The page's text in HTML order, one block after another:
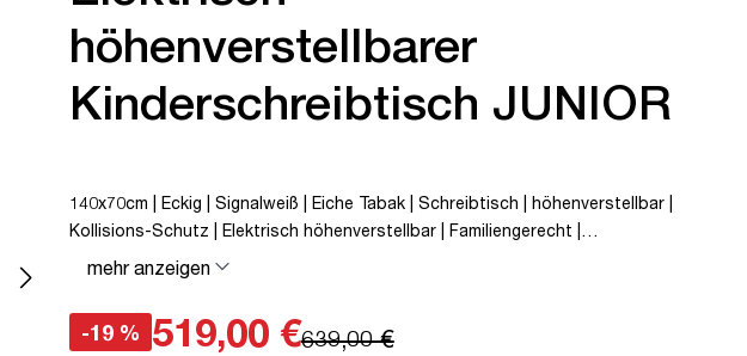
höhenverstellbarer
Kinderschreibtisch JUNIOR
140x70cm | Eckig | Signalweiß | Eiche Tabak | Schreibtisch | höhenverstellbar |
Kollisions-Schutz | Elektrisch höhenverstellbar | Familiengerecht |
Verriegelungsfunktion | Metall | Holz | Braun | 5 Jahre Herstellergarantie |
unmontiert | TÜV© geprüfte Ergonomie | TÜV© mobiles Arbeiten | bis zu 50 kg |
Pitino
mehr anzeigen
-19 % 519,00 €639,00 €